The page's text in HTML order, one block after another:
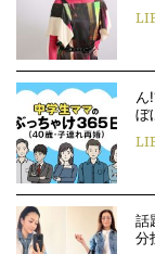
ん
ぼ
話
分